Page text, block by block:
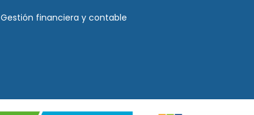
Gestión financiera y contable